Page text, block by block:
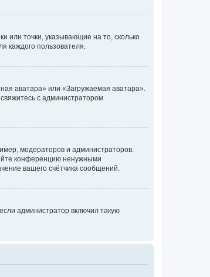
или точки, указывающие на то, сколько
каждого пользователя.
аватара» или «Загружаемая аватара».
с администратором
модераторов и администраторов.
конференцию ненужными
вашего счётчика сообщений.
администратор включил такую